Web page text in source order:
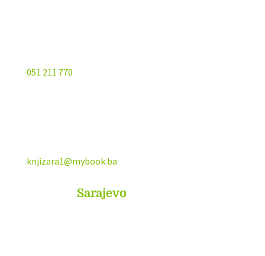
051 211 770
knjizara1@mybook.ba
Sarajevo